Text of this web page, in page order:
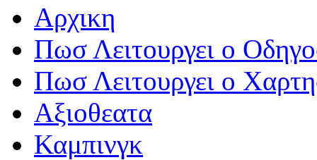
Αρχικη
Πωσ Λειτουργει ο
Πωσ Λειτουργει ο
Αξιοθεατα
Καμπινγκ